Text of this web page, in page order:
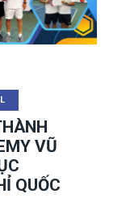
VŨ
QUỐC